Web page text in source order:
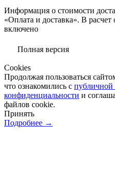
Информация о стоимости
«Оплата и доставка». В
включено
Полная версия
Сookies
Продолжая пользоваться
что ознакомились с публичной
конфиденциальности и
файлов cookie.
Принять
Подробнее →